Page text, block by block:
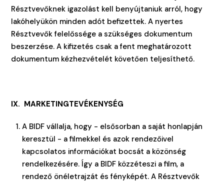
Résztvevőknek igazolást kell benyújtaniuk arról, hogy
lakóhelyükön minden adót befizettek. A nyertes
Résztvevők felelőssége a szükséges dokumentum
beszerzése. A kifizetés csak a fent meghatározott
dokumentum kézhezvételét követően teljesíthető.
IX. MARKETINGTEVÉKENYSÉG
A BIDF vállalja, hogy - elsősorban a saját honlapján
keresztül - a filmekkel és azok rendezőivel
kapcsolatos információkat bocsát a közönség
rendelkezésére. Így a BIDF közzéteszi a film, a
rendező önéletrajzát és fényképét. A Résztvevők